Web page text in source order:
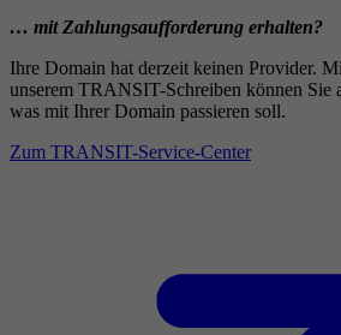
… mit Zahlungsaufforderung erhalten?
Ihre Domain hat derzeit keinen Provider.
unserem TRANSIT-Schreiben können Sie
was mit Ihrer Domain passieren soll.
Zum TRANSIT-Service-Center